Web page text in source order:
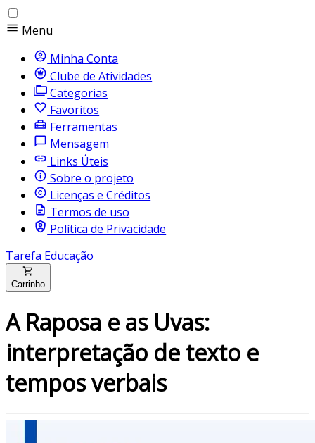
Menu
Minha Conta
Clube de Atividades
Categorias
Favoritos
Ferramentas
Mensagem
Links Úteis
Sobre o projeto
Licenças e Créditos
Termos de uso
Política de Privacidade
Tarefa Educação
Carrinho
A Raposa e as Uvas:
interpretação de texto e
tempos verbais